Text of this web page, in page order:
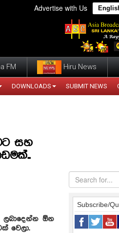
Advertise with Us
FM Hiru News
DOWNLOADS SUBMIT NEWS
සහ
ලබාදෙන්න ඕන
වෙලා.
Subscribe/